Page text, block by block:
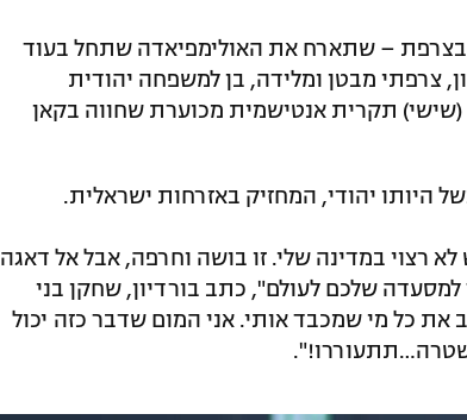
– שתארח את האולימפיאדה שתחל בעוד
צרפתי מבטן ומלידה, בן למשפחה יהודית
תקרית אנטישמית מכוערת שחווה בקאן
היותו יהודי, המחזיק באזרחות ישראלית.
לא רצוי במדינה שלי. זו בושה וחרפה, אבל אל דאגה
שלכם לעולם", כתב בורדיון, שחקן בני
את כל מי שמכבד אותי. אני המום שדבר כזה יכול